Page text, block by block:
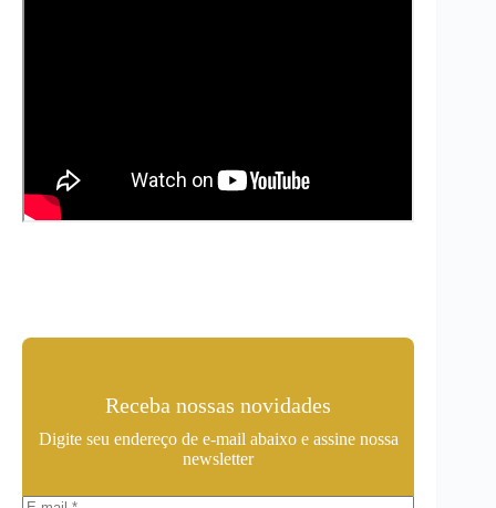
Receba nossas novidades
Digite seu endereço de e-mail abaixo e assine nossa
newsletter